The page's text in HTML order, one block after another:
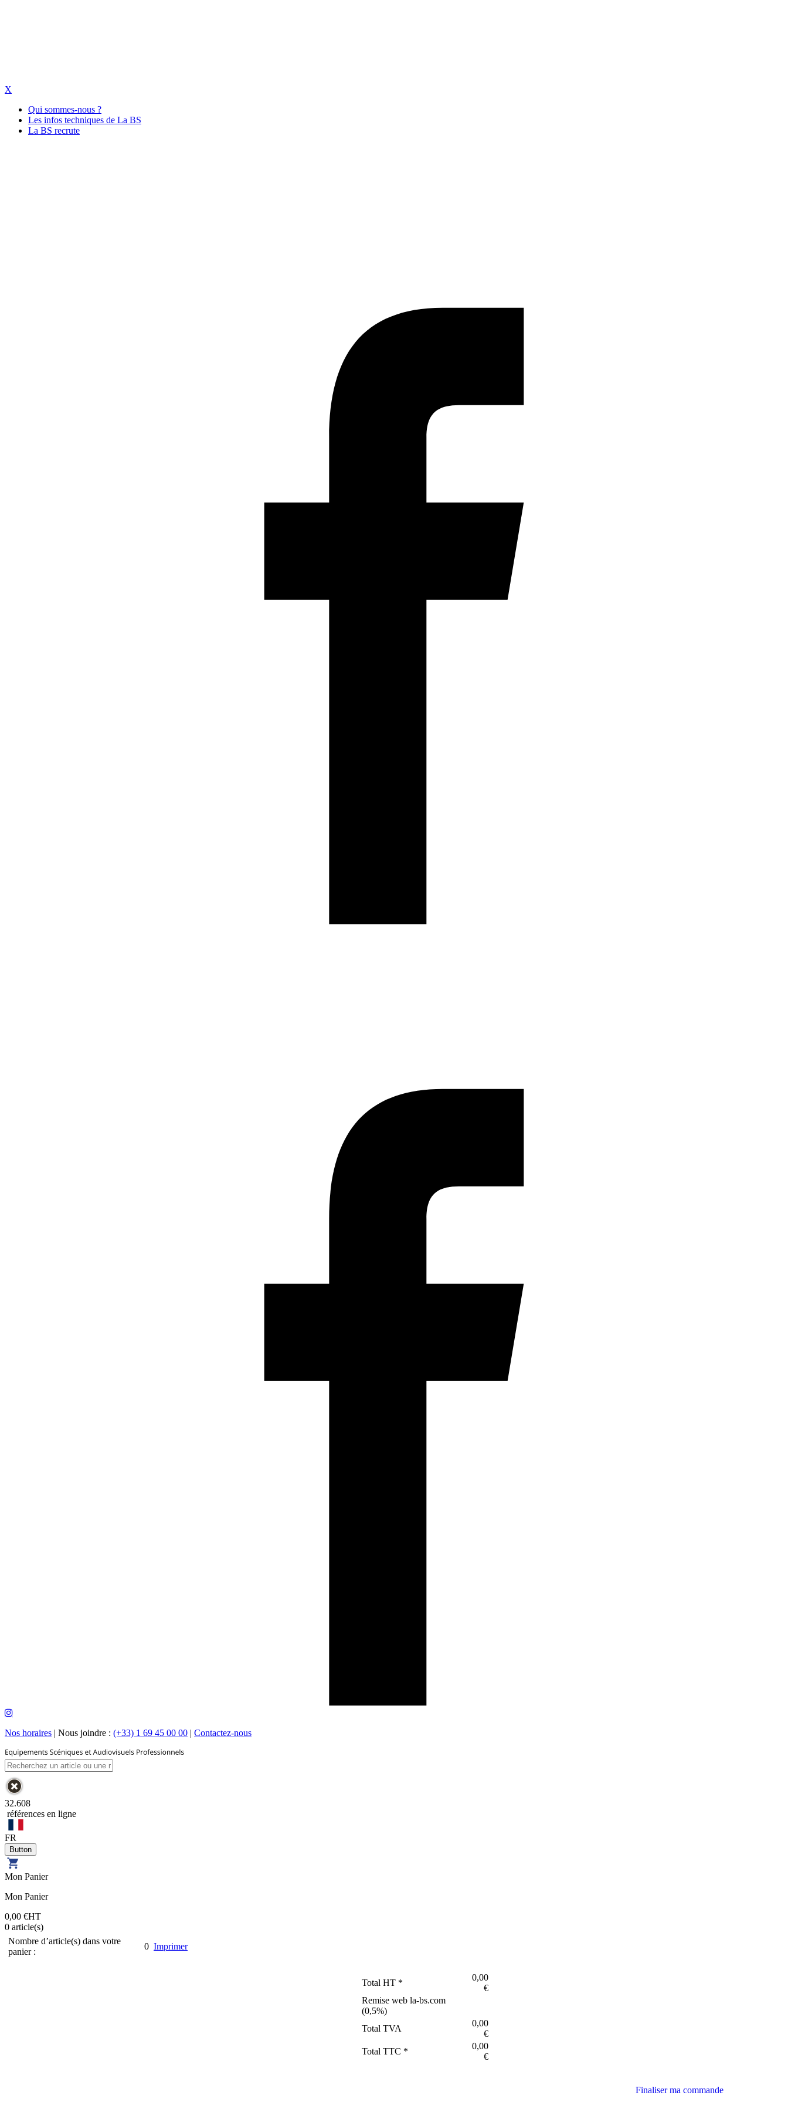
X
Qui sommes-nous ?
Les infos techniques de La BS
La BS recrute
Nos horaires | Nous joindre : (+33) 1 69 45 00 00 | Contactez-nous
32.608
références en ligne
FR
Mon Panier
Mon Panier
0,00 €HT
0 article(s)
Nombre d’article(s) dans votre
panier :
0 Imprimer
Total HT *
0,00
€
Remise web la-bs.com
(0,5%)
Total TVA
0,00
€
Total TTC *
0,00
€
Finaliser ma commande